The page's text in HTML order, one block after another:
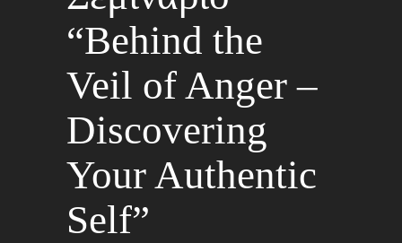
“Behind the
Veil of Anger –
Discovering
Your Authentic
Self”